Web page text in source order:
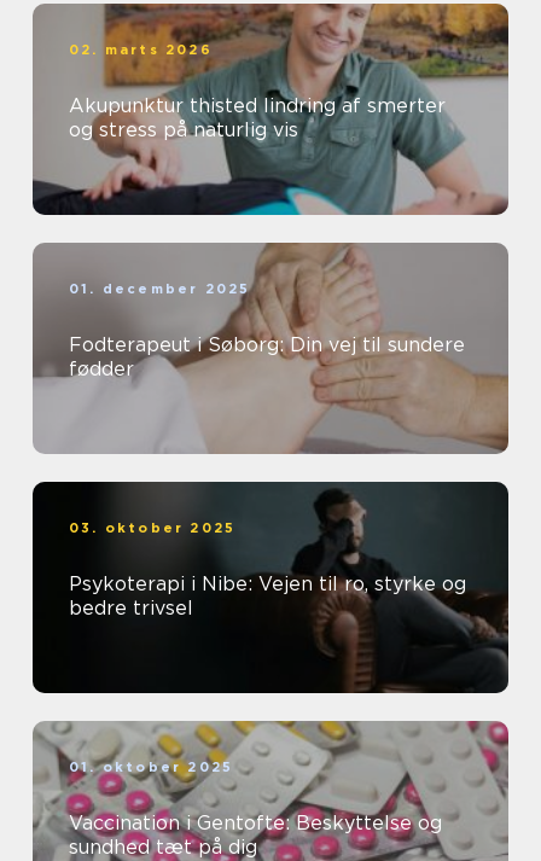
02. marts 2026
Akupunktur thisted lindring af smerter
og stress på naturlig vis
01. december 2025
Fodterapeut i Søborg: Din vej til sundere
fødder
03. oktober 2025
Psykoterapi i Nibe: Vejen til ro, styrke og
bedre trivsel
01. oktober 2025
Vaccination i Gentofte: Beskyttelse og
sundhed tæt på dig